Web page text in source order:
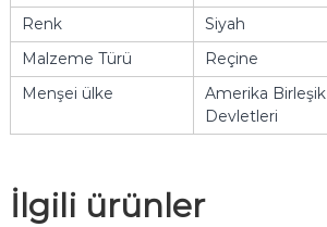
Renk
Siyah
Malzeme Türü
Reçine
Menşei ülke
Amerika Birleşik
Devletleri
İlgili ürünler